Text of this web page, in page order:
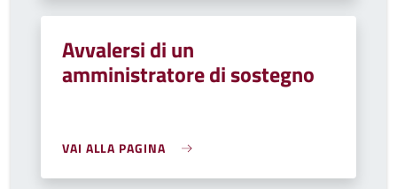
Avvalersi di un
amministratore di sostegno
VAI ALLA PAGINA